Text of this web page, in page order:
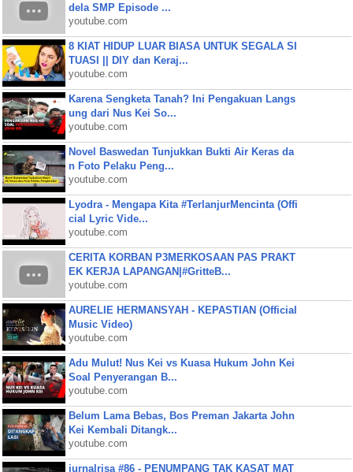
dela SMP Episode ...
youtube.com
8 KIAT HIDUP LUAR BIASA UNTUK SEGALA SI
TUASI || DIY dan Keraj...
youtube.com
Karena Sengketa Tanah? Ini Pengakuan Langs
ung dari Nus Kei So...
youtube.com
Novel Baswedan Tunjukkan Bukti Air Keras da
n Foto Pelaku Peng...
youtube.com
Lyodra - Mengapa Kita #TerlanjurMencinta (Offi
cial Lyric Vide...
youtube.com
CERITA KORBAN P3MERKOSAAN PAS PRAKT
EK KERJA LAPANGAN|#GritteB...
youtube.com
AURELIE HERMANSYAH - KEPASTIAN (Official
Music Video)
youtube.com
Adu Mulut! Nus Kei vs Kuasa Hukum John Kei
Soal Penyerangan B...
youtube.com
Belum Lama Bebas, Bos Preman Jakarta John
Kei Kembali Ditangk...
youtube.com
jurnalrisa #86 - PENUMPANG TAK KASAT MAT